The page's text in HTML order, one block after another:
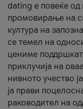
dating е повеќе од
промовирање на
култура на
се темел на
цениме
приклучија на
нивното учество
ја прави
раководител на